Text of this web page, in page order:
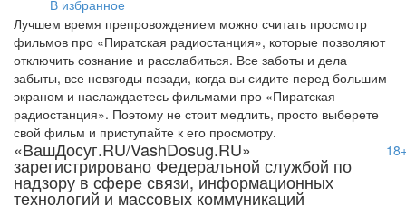
В избранное
Лучшем время препровождением можно считать просмотр
фильмов про «Пиратская радиостанция», которые позволяют
отключить сознание и расслабиться. Все заботы и дела
забыты, все невзгоды позади, когда вы сидите перед большим
экраном и наслаждаетесь фильмами про «Пиратская
радиостанция». Поэтому не стоит медлить, просто выберете
свой фильм и приступайте к его просмотру.
«ВашДосуг.RU/VashDosug.RU»
зарегистрировано Федеральной службой по
надзору в сфере связи, информационных
технологий и массовых коммуникаций